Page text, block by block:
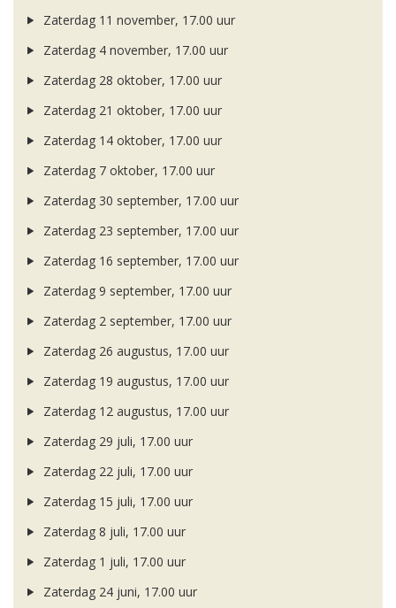
Zaterdag 11 november, 17.00 uur
Zaterdag 4 november, 17.00 uur
Zaterdag 28 oktober, 17.00 uur
Zaterdag 21 oktober, 17.00 uur
Zaterdag 14 oktober, 17.00 uur
Zaterdag 7 oktober, 17.00 uur
Zaterdag 30 september, 17.00 uur
Zaterdag 23 september, 17.00 uur
Zaterdag 16 september, 17.00 uur
Zaterdag 9 september, 17.00 uur
Zaterdag 2 september, 17.00 uur
Zaterdag 26 augustus, 17.00 uur
Zaterdag 19 augustus, 17.00 uur
Zaterdag 12 augustus, 17.00 uur
Zaterdag 29 juli, 17.00 uur
Zaterdag 22 juli, 17.00 uur
Zaterdag 15 juli, 17.00 uur
Zaterdag 8 juli, 17.00 uur
Zaterdag 1 juli, 17.00 uur
Zaterdag 24 juni, 17.00 uur